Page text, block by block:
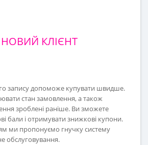
НОВИЙ КЛІЄНТ
запису допоможе купувати швидше.
стан замовлення, а також
зроблені раніше. Ви зможете
бали і отримувати знижкові купони.
ми пропонуємо гнучку систему
обслуговування.